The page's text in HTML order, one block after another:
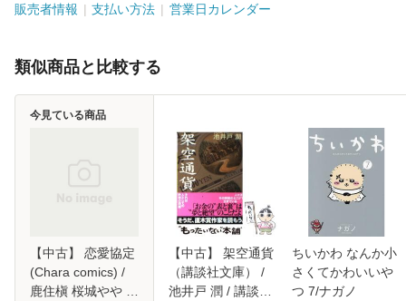
販売者情報 支払い方法 営業日カレンダー
類似商品と比較する
【中古】 恋愛協定
(Chara comics) /
鹿住槇 桜城やや /
今見ている商品
【中古】 架空通貨
（講談社文庫） /
池井戸 潤 / 講談社
ちいかわ なんか小
さくてかわいいや
つ 7/ナガノ